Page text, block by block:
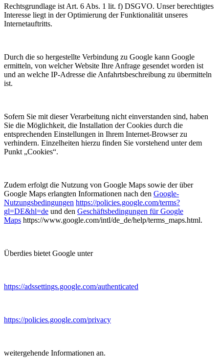
Rechtsgrundlage ist Art. 6 Abs. 1 lit. f) DSGVO. Unser berechtigtes
Interesse liegt in der Optimierung der Funktionalität unseres
Internetauftritts.
Durch die so hergestellte Verbindung zu Google kann Google
ermitteln, von welcher Website Ihre Anfrage gesendet worden ist
und an welche IP-Adresse die Anfahrtsbeschreibung zu übermitteln
ist.
Sofern Sie mit dieser Verarbeitung nicht einverstanden sind, haben
Sie die Möglichkeit, die Installation der Cookies durch die
entsprechenden Einstellungen in Ihrem Internet-Browser zu
verhindern. Einzelheiten hierzu finden Sie vorstehend unter dem
Punkt „Cookies“.
Zudem erfolgt die Nutzung von Google Maps sowie der über
Google Maps erlangten Informationen nach den Google-
Nutzungsbedingungen https://policies.google.com/terms?
gl=DE&hl=de und den Geschäftsbedingungen für Google
Maps https://www.google.com/intl/de_de/help/terms_maps.html.
Überdies bietet Google unter
https://adssettings.google.com/authenticated
https://policies.google.com/privacy
weitergehende Informationen an.